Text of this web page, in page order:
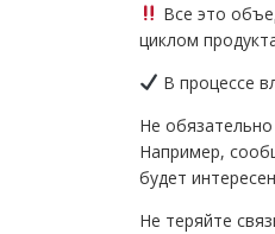
Все это
циклом
В процессе
Не
Например,
будет
Не теряйте